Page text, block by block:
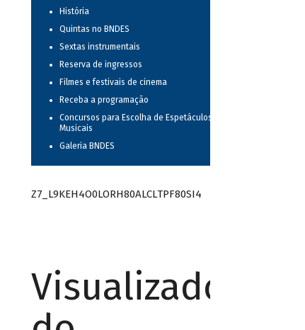
História
Quintas no BNDES
Sextas instrumentais
Reserva de ingressos
Filmes e festivais de cinema
Receba a programação
Concursos para Escolha de Espetáculos
Musicais
Galeria BNDES
Z7_L9KEH4O0LORH80ALCLTPF80SI4
Visualizador